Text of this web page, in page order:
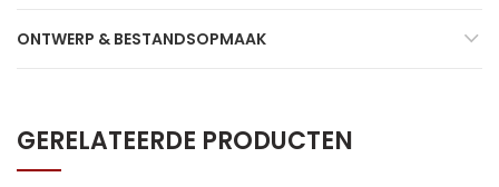
ONTWERP & BESTANDSOPMAAK
GERELATEERDE PRODUCTEN